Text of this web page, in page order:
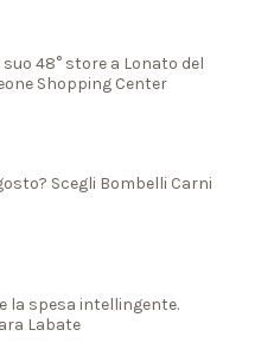
48° store a Lonato del
Shopping Center
Scegli Bombelli Carni
la spesa intellingente.
Labate